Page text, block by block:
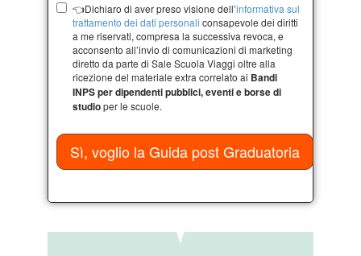
👈Dichiaro di aver preso visione dell’informativa sul
trattamento dei dati personali consapevole dei diritti
a me riservati, compresa la successiva revoca, e
acconsento all’invio di comunicazioni di marketing
diretto da parte di Sale Scuola Viaggi oltre alla
ricezione del materiale extra correlato ai Bandi
INPS per dipendenti pubblici, eventi e borse di
studioper le scuole.
Sì, voglio la Guida post Graduatoria